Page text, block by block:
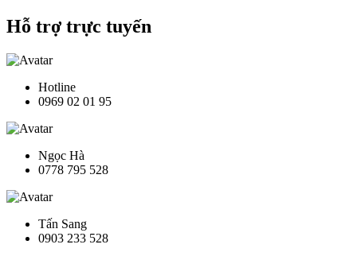
Hỗ trợ trực tuyến
Hotline
0969 02 01 95
Ngọc Hà
0778 795 528
Tấn Sang
0903 233 528